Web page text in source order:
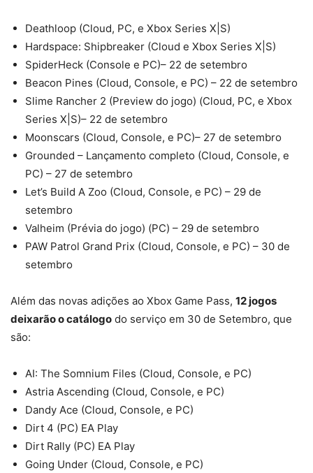
Deathloop (Cloud, PC, e Xbox Series X|S)
Hardspace: Shipbreaker (Cloud e Xbox Series X|S)
SpiderHeck (Console e PC)– 22 de setembro
Beacon Pines (Cloud, Console, e PC) – 22 de setembro
Slime Rancher 2 (Preview do jogo) (Cloud, PC, e Xbox
Series X|S)– 22 de setembro
Moonscars (Cloud, Console, e PC)– 27 de setembro
Grounded – Lançamento completo (Cloud, Console, e
PC) – 27 de setembro
Let’s Build A Zoo (Cloud, Console, e PC) – 29 de
setembro
Valheim (Prévia do jogo) (PC) – 29 de setembro
PAW Patrol Grand Prix (Cloud, Console, e PC) – 30 de
setembro
Além das novas adições ao Xbox Game Pass, 12 jogos
deixarão o catálogo do serviço em 30 de Setembro, que
são:
AI: The Somnium Files (Cloud, Console, e PC)
Astria Ascending (Cloud, Console, e PC)
Dandy Ace (Cloud, Console, e PC)
Dirt 4 (PC) EA Play
Dirt Rally (PC) EA Play
Going Under (Cloud, Console, e PC)